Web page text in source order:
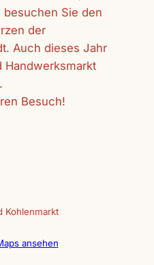
besuchen Sie den
der
Auch dieses Jahr
Handwerksmarkt
Besuch!
Kohlenmarkt
ansehen